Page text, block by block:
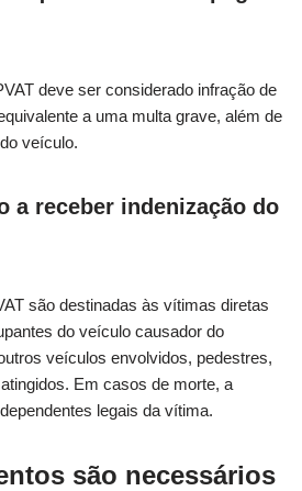
deve ser considerado infração de
a uma multa grave, além de
veículo.
a receber indenização do
são destinadas às vítimas diretas
do veículo causador do
veículos envolvidos, pedestres,
Em casos de morte, a
legais da vítima.
são necessários